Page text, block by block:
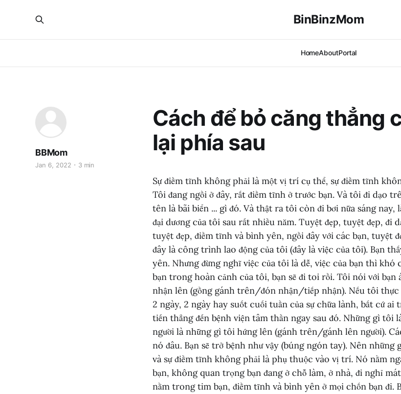
BinBinzMom
HomeAboutPortal
Cách để bỏ căng thẳng
lại phía sau
BBMom
Jan 6, 2022 3 min
Sự điềm tĩnh không phải là một vị trí cụ thể, sự điềm tĩnh
Tôi đang ngồi ở đây, rất điềm tĩnh ở trước bạn. Và tôi đi dạo
tên là bãi biển ... gì đó. Và thật ra tôi còn đi bơi nữa sáng
đại dương của tôi sau rất nhiều năm. Tuyệt đẹp, tuyệt đẹp, đi
tuyệt đẹp, điềm tĩnh và bình yên, ngồi đây với các bạn, tuyệt
đây là công trình lao động của tôi (đây là việc của tôi). Bạn
yên. Nhưng đừng nghĩ việc của tôi là dễ, việc của bạn thì khó
bạn trong hoàn cảnh của tôi, bạn sẽ đi toi rồi. Tôi nói với bạn
nhận lên (gồng gánh trên/đón nhận/tiếp nhận). Nếu tôi
2 ngày, 2 ngày hay suốt cuối tuần của sự chữa lành, bất cứ
tiến thẳng đến bệnh viện tâm thần ngay sau đó. Những gì tôi
người là những gì tôi hứng lên (gánh trên/gánh lên người).
nó đâu. Bạn sẽ trở bệnh như vậy (búng ngón tay). Nên
và sự điềm tĩnh không phải là phụ thuộc vào vị trí. Nó nằm
bạn, không quan trọng bạn đang ở chỗ làm, ở nhà, đi nghỉ
nằm trong tim bạn, điềm tĩnh và bình yên ở mọi chốn bạn đi.